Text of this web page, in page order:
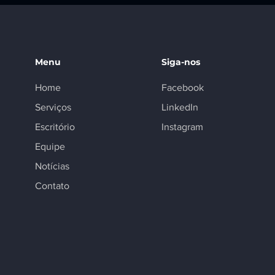
Menu
Home
Serviços
Escritório
Equipe
Notícias
Contato
Siga-nos
Facebook
LinkedIn
Instagram